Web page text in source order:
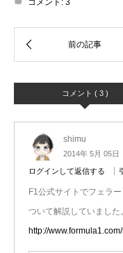
コメント: 3
コメント ( 3 )
shimu
2014年 5月 05日
ログインして返信する
F1公式サイトでフェラ
ついて解説していました。
http://